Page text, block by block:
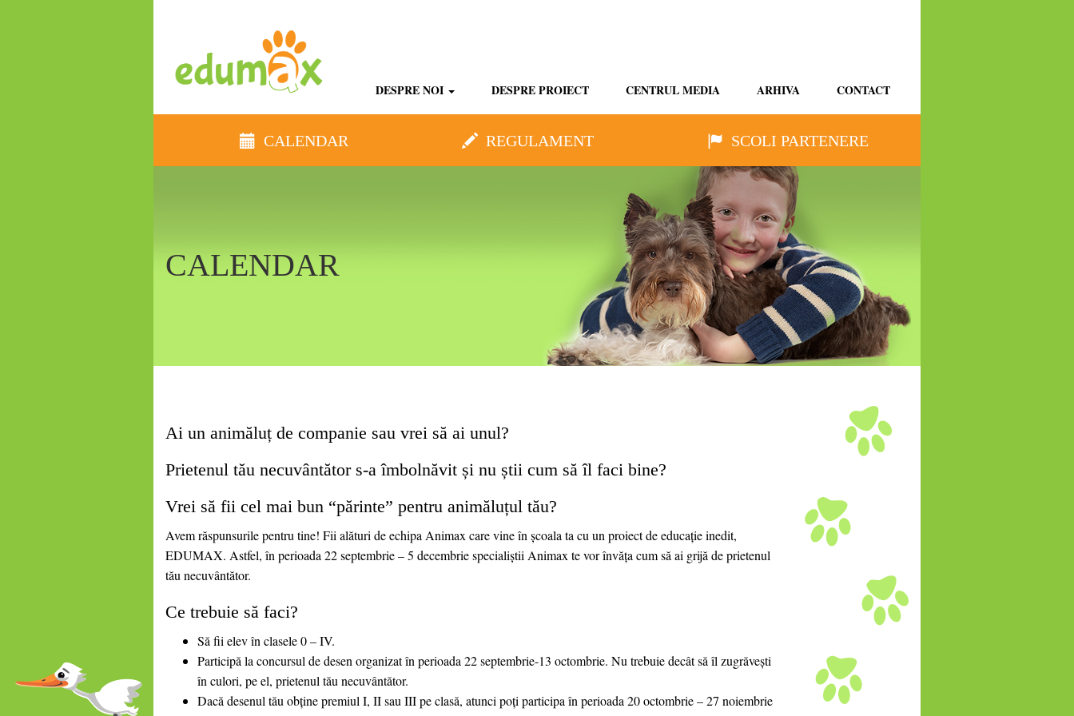
DESPRE NOI DESPRE PROIECT CENTRUL MEDIA ARHIVA CONTACT
CALENDAR REGULAMENT SCOLI PARTENERE
CALENDAR
Ai un animăluț de companie sau vrei să ai unul?
Prietenul tău necuvântător s-a îmbolnăvit și nu știi cum să îl faci bine?
Vrei să fii cel mai bun “părinte” pentru animăluțul tău?
Avem răspunsurile pentru tine! Fii alături de echipa Animax care vine în școala ta cu un proiect de educație inedit,
EDUMAX. Astfel, în perioada 22 septembrie – 5 decembrie specialiștii Animax te vor învăța cum să ai grijă de prietenul
tău necuvântător.
Ce trebuie să faci?
Să fii elev în clasele 0 – IV.
Participă la concursul de desen organizat în perioada 22 septembrie-13 octombrie. Nu trebuie decât să îl zugrăvești
în culori, pe el, prietenul tău necuvântător.
Dacă desenul tău obține premiul I, II sau III pe clasă, atunci poți participa în perioada 20 octombrie – 27 noiembrie